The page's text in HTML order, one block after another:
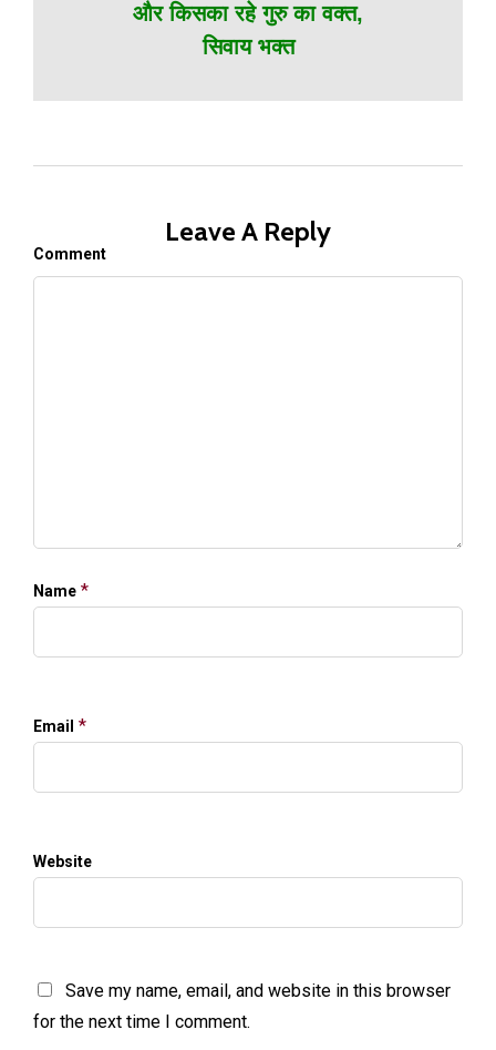
और किसका रहे गुरु का वक्त,
सिवाय भक्त
Leave A Reply
Comment
Name *
Email *
Website
Save my name, email, and website in this browser
for the next time I comment.